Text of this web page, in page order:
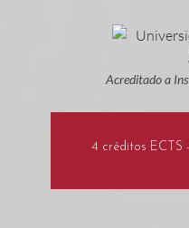
Acreditado a
4 créditos ECTS